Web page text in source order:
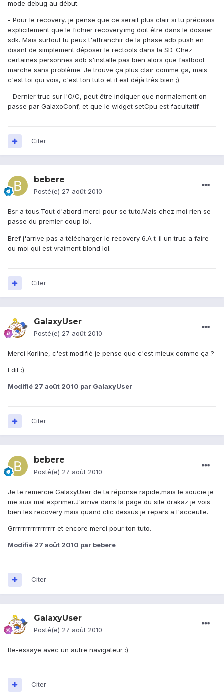
mode debug au début.
- Pour le recovery, je pense que ce serait plus clair si tu précisais
explicitement que le fichier recovery.img doit être dans le dossier
sdk. Mais surtout tu peux t'affranchir de la phase adb push en
disant de simplement déposer le rectools dans la SD. Chez
certaines personnes adb s'installe pas bien alors que fastboot
marche sans problème. Je trouve ça plus clair comme ça, mais
c'est toi qui vois, c'est ton tuto et il est déjà très bien ;)
- Dernier truc sur l'O/C, peut être indiquer que normalement on
passe par GalaxoConf, et que le widget setCpu est facultatif.
Citer
bebere
Posté(e) 27 août 2010
Bsr a tous.Tout d'abord merci pour se tuto.Mais chez moi rien se
passe du premier coup lol.
Bref j'arrive pas a télécharger le recovery 6.A t-il un truc a faire
ou moi qui est vraiment blond lol.
Citer
GalaxyUser
Posté(e) 27 août 2010
Merci Korline, c'est modifié je pense que c'est mieux comme ça ?
Edit :)
Modifié 27 août 2010 par GalaxyUser
Citer
bebere
Posté(e) 27 août 2010
Je te remercie GalaxyUser de ta réponse rapide,mais le soucie je
me suis mal exprimer.J'arrive dans la page du site drakaz je vois
bien les recovery mais quand clic dessus je repars a l'acceulle.
Grrrrrrrrrrrrrrrrr et encore merci pour ton tuto.
Modifié 27 août 2010 par bebere
Citer
GalaxyUser
Posté(e) 27 août 2010
Re-essaye avec un autre navigateur :)
Citer